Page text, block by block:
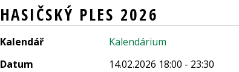
HASIČSKÝ PLES 2026
Kalendář
Kalendárium
Datum
14.02.2026 18:00 - 23:30